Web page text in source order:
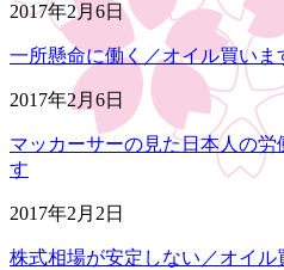
2017年2月6日
一所懸命に働く／オイル買いま
2017年2月6日
マッカーサーの見た日本人の労
す
2017年2月2日
株式相場が安定しない／オイル